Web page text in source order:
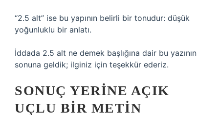
“2.5 alt” ise bu yapının belirli bir tonudur: düşük
yoğunluklu bir anlatı.
İddada 2.5 alt ne demek başlığına dair bu yazının
sonuna geldik; ilginiz için teşekkür ederiz.
SONUÇ YERINE AÇIK
UÇLU BIR METIN